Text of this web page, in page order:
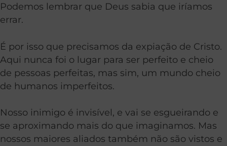
Podemos lembrar que Deus sabia que iríamos
errar.
É por isso que precisamos da expiação de Cristo.
Aqui nunca foi o lugar para ser perfeito e cheio
de pessoas perfeitas, mas sim, um mundo cheio
de humanos imperfeitos.
Nosso inimigo é invisível, e vai se esgueirando e
se aproximando mais do que imaginamos. Mas
nossos maiores aliados também não são vistos e